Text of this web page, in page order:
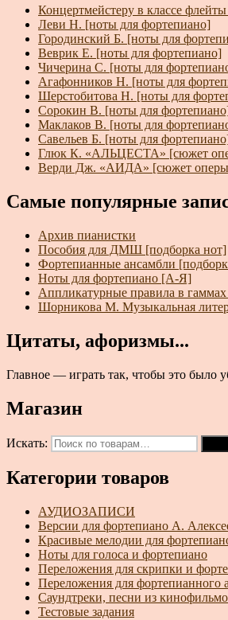
Концертмейстеру в классе
Леви Н. [ноты для фортепиано]
Городинский Б. [ноты для
Веврик Е. [ноты для фортепиано]
Чичерина С. [ноты для
Агафонников Н. [ноты для
Шерстобитова Н. [ноты для
Сорокин В. [ноты для
Маклаков В. [ноты для
Савельев Б. [ноты для
Глюк К. «АЛЬЦЕСТА» [сюжет
Верди Дж. «АИДА» [сюжет
Самые популярные
Архив пианистки
Пособия для ДМШ [подборка нот]
Фортепианные ансамбли
Ноты для фортепиано [А-Я]
Аппликатурные правила в
Шорникова М. Музыкальная
Цитаты, афоризмы...
Главное — играть так, чтобы это было
Магазин
Искать:
Категории товаров
АУДИОЗАПИСИ
Версии для фортепиано А.
Красивые мелодии для
Ноты для голоса и фортепиано
Переложения для скрипки и
Переложения для фортепианного
Саундтреки, песни из
Тестовые задания